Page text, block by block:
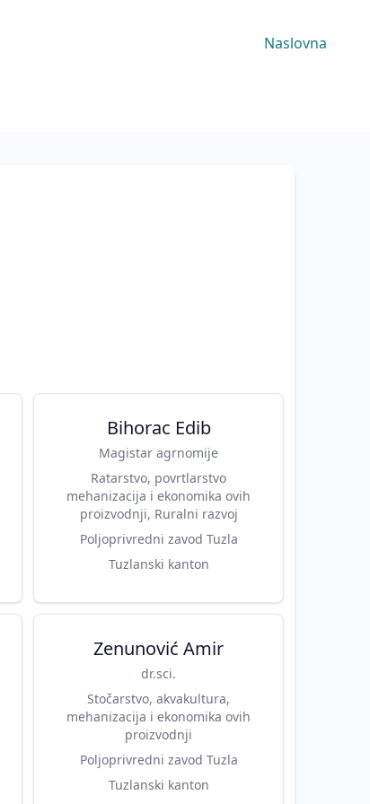
Naslovna
Bihorac Edib
Magistar agrnomije
Ratarstvo, povrtlarstvo
mehanizacija i ekonomika ovih
proizvodnji, Ruralni razvoj
Poljoprivredni zavod Tuzla
Tuzlanski kanton
Zenunović Amir
dr.sci.
Stočarstvo, akvakultura,
mehanizacija i ekonomika ovih
proizvodnji
Poljoprivredni zavod Tuzla
Tuzlanski kanton